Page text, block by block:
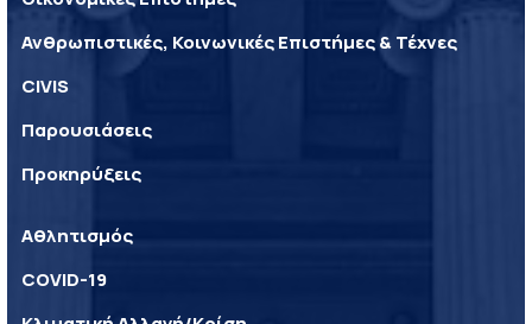
Ανθρωπιστικές, Κοινωνικές Επιστήμες & Τέχνες
CIVIS
Παρουσιάσεις
Προκηρύξεις
Αθλητισμός
COVID-19